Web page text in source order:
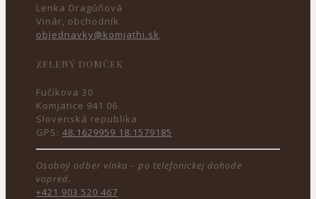
Lenka Dragúňová
Vinár, obchodník
objednavky@komjathi.sk
ZELENÝ DOMČEK
Fučíkova 30
Komjatice 941 06
Slovenská republika
GPS:48.1629959 18.1579185
Osobný odber vínka – po telefonickej dohode
vopred.
+421 903 520 467